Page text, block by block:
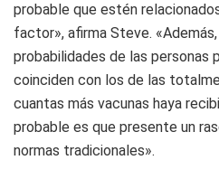
probable que estén
factor», afirma Steve.
probabilidades de las personas
coinciden con los de las
cuantas más vacunas haya
probable es que presente un
normas tradicionales».